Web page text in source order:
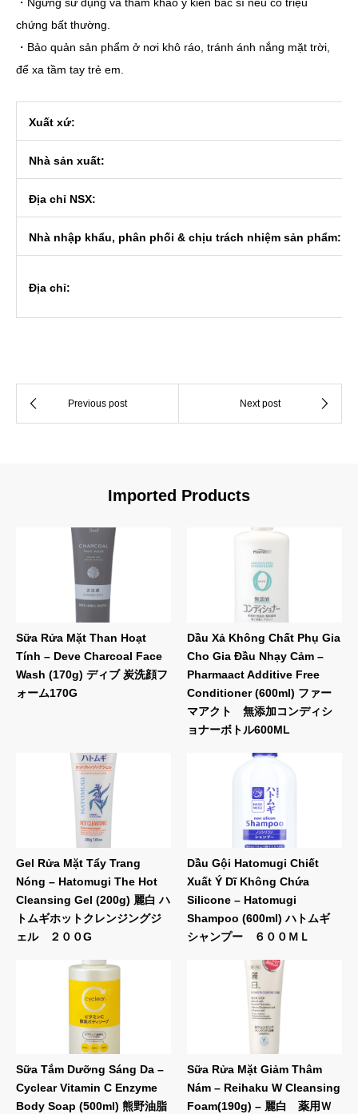
chứng bất thường.
・Bảo quản sản phẩm ở nơi khô ráo, tránh ánh nắng mặt trời,
để xa tầm tay trẻ em.
Xuất xứ:
Nhà sản xuất:
Địa chỉ NSX:
Nhà nhập khẩu, phân phối & chịu trách nhiệm sản phẩm:
Địa chỉ:
Imported Products
Sữa Rửa Mặt Than Hoạt
Tính – Deve Charcoal Face
Wash (170g) ディブ 炭洗顔フ
ォーム170G
Dầu Xả Không Chất Phụ Gia
Cho Gia Đầu Nhạy Cảm –
Pharmaact Additive Free
Conditioner (600ml) ファー
マアクト 無添加コンディシ
ョナーボトル600ML
Gel Rửa Mặt Tẩy Trang
Nóng – Hatomugi The Hot
Cleansing Gel (200g) 麗白 ハ
トムギホットクレンジングジ
ェル ２００G
Dầu Gội Hatomugi Chiết
Xuất Ý Dĩ Không Chứa
Silicone – Hatomugi
Shampoo (600ml) ハトムギ
シャンプー ６００ＭＬ
Sữa Tắm Dưỡng Sáng Da –
Cyclear Vitamin C Enzyme
Body Soap (500ml) 熊野油脂
Sữa Rửa Mặt Giảm Thâm
Nám – Reihaku W Cleansing
Foam(190g) – 麗白 薬用Ｗ